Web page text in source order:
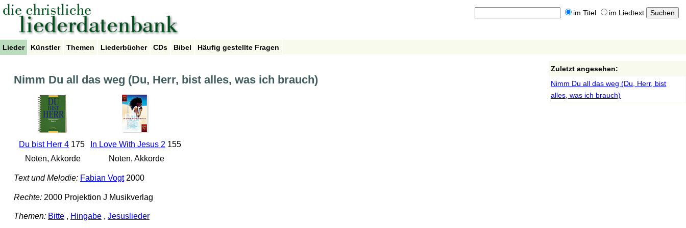
im Titel im Liedtext
Lieder Künstler Themen Liederbücher CDs Bibel Häufig gestellte Fragen
Nimm Du all das weg (Du, Herr, bist alles, was ich brauch)
Du bist Herr 4 175
Noten, Akkorde
In Love With Jesus 2155
Noten, Akkorde
Text und Melodie: Fabian Vogt2000
Rechte:2000 Projektion J Musikverlag
Themen: Bitte, Hingabe, Jesuslieder
Zuletzt angesehen:
Nimm Du all das weg (Du, Herr, bist
alles, was ich brauch)